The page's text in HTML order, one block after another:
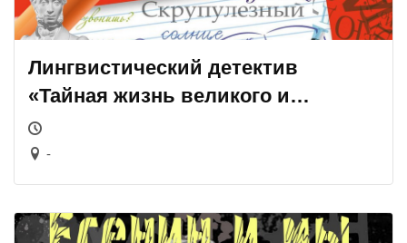
Лингвистический детектив
«Тайная жизнь великого и
могучего»
-